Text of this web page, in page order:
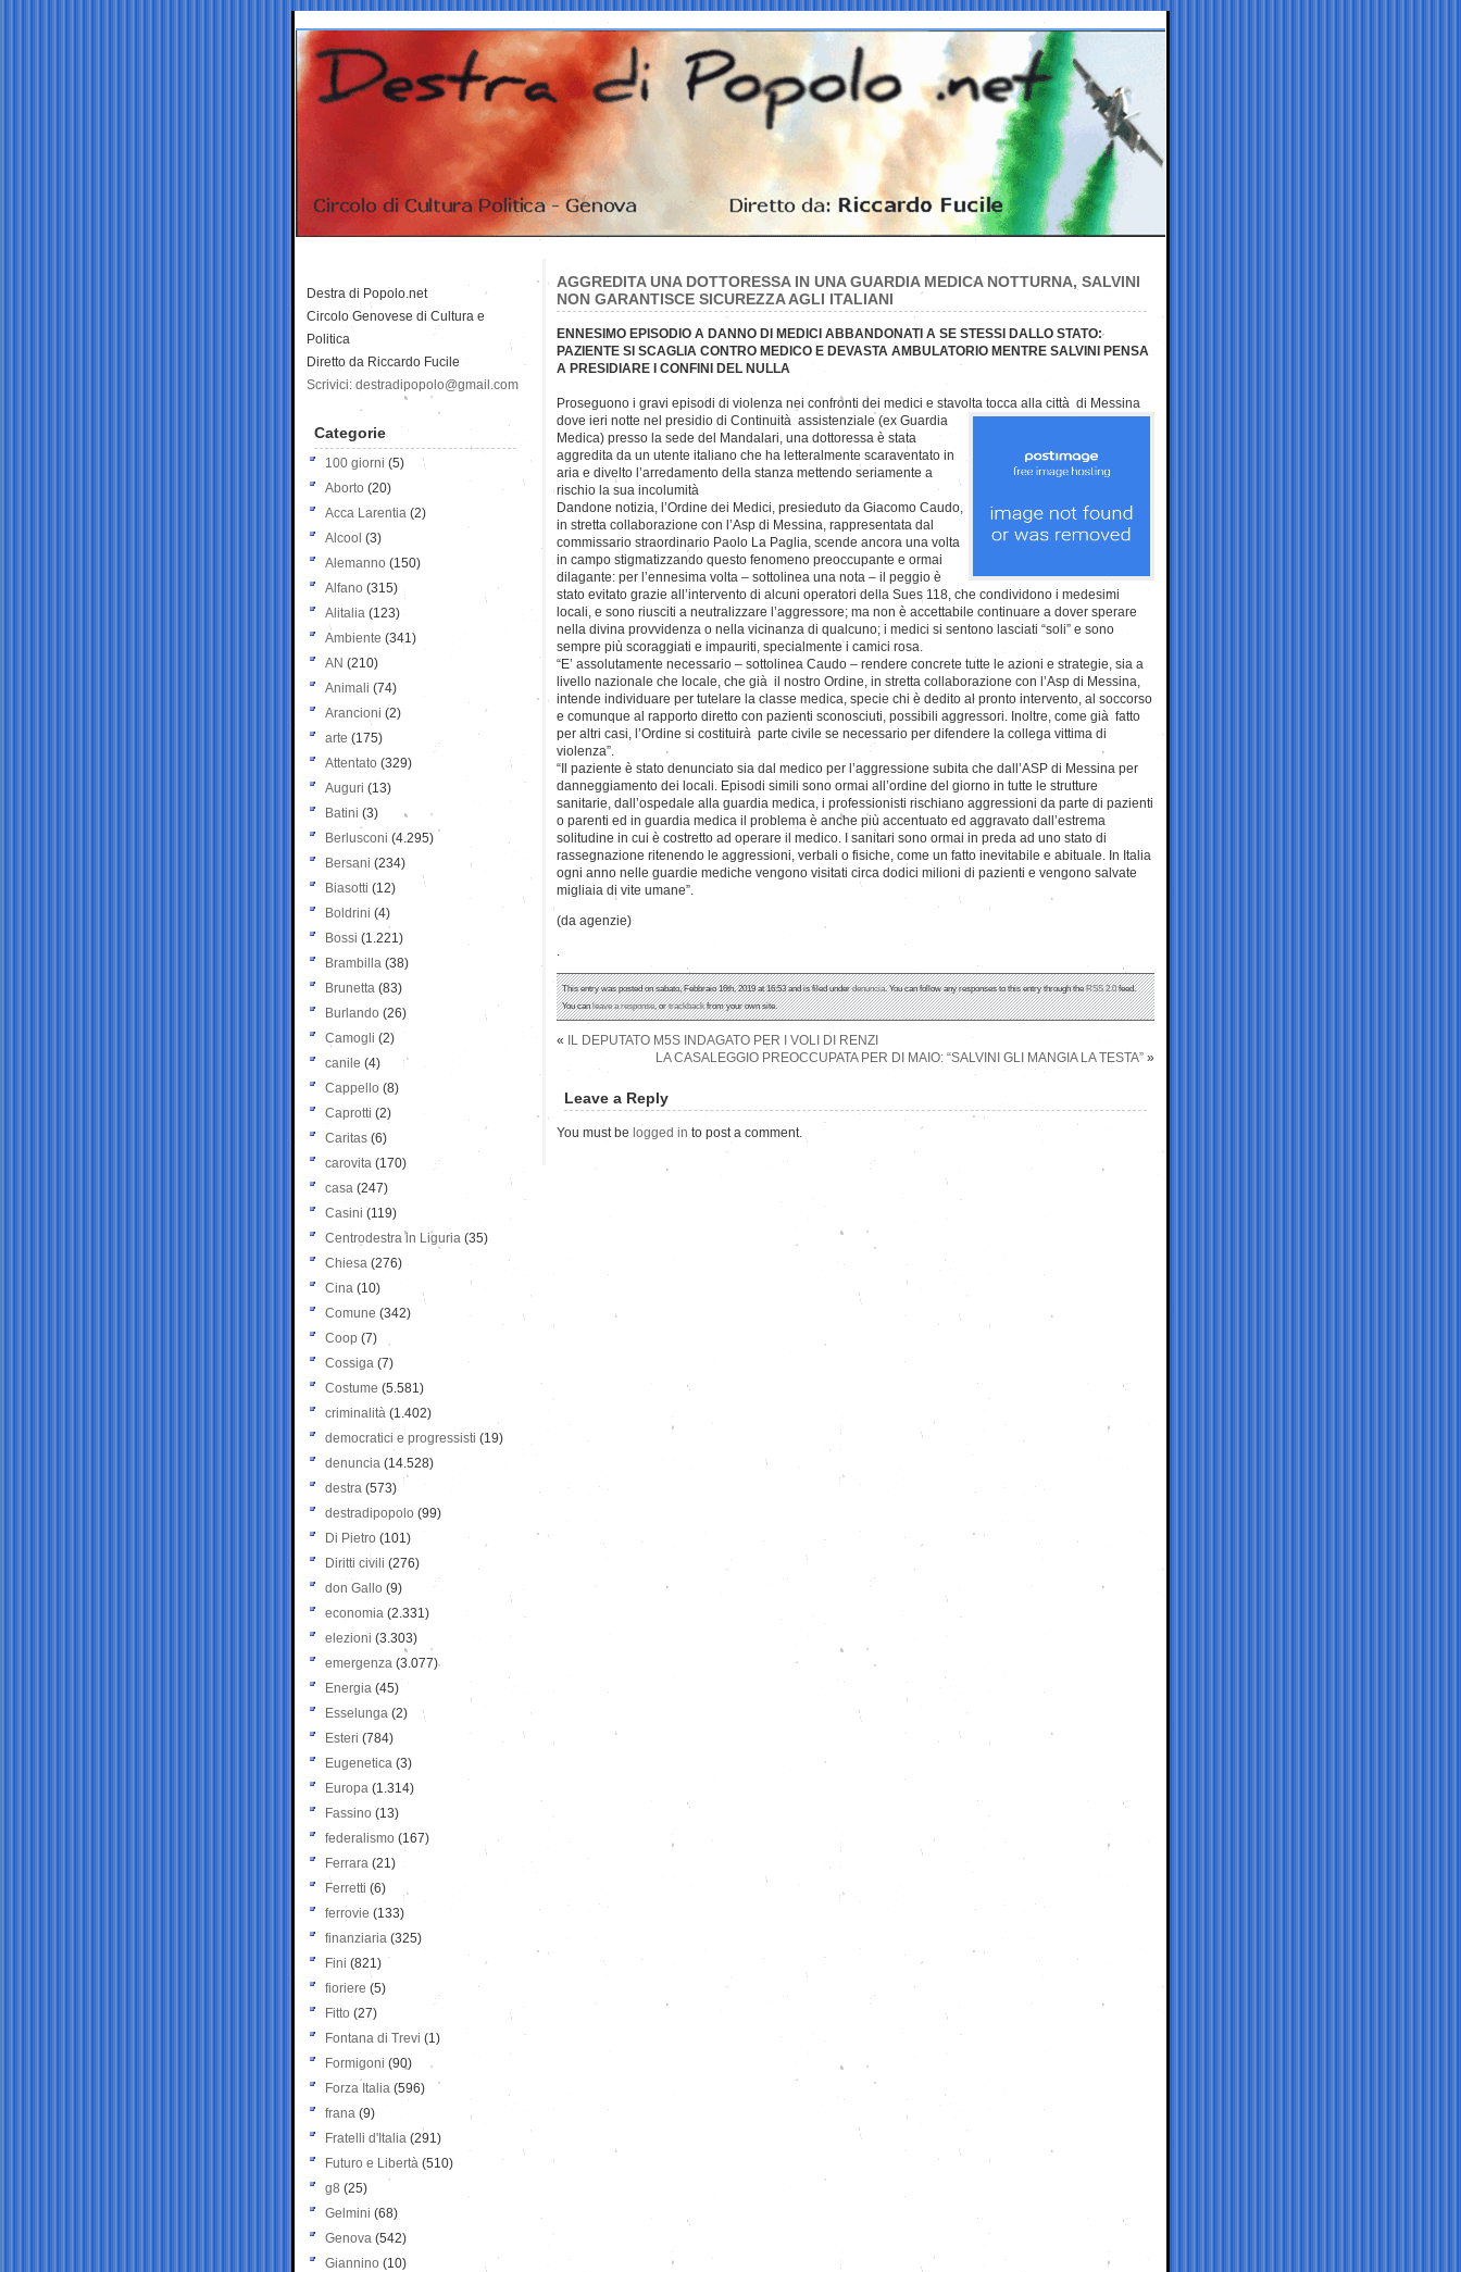
AGGREDITA UNA DOTTORESSA IN UNA GUARDIA MEDICA NOTTURNA, SALVINI
NON GARANTISCE SICUREZZA AGLI ITALIANI
ENNESIMO EPISODIO A DANNO DI MEDICI ABBANDONATI A SE STESSI DALLO STATO:
PAZIENTE SI SCAGLIA CONTRO MEDICO E DEVASTA AMBULATORIO MENTRE SALVINI PENSA
A PRESIDIARE I CONFINI DEL NULLA
Proseguono i gravi episodi di violenza nei confronti dei medici e stavolta tocca alla città di Messina
dove ieri notte nel presidio di Continuità assistenziale (ex Guardia
Medica) presso la sede del Mandalari, una dottoressa è stata
aggredita da un utente italiano che ha letteralmente scaraventato in
aria e divelto l’arredamento della stanza mettendo seriamente a
rischio la sua incolumità
Dandone notizia, l’Ordine dei Medici, presieduto da Giacomo Caudo,
in stretta collaborazione con l’Asp di Messina, rappresentata dal
commissario straordinario Paolo La Paglia, scende ancora una volta
in campo stigmatizzando questo fenomeno preoccupante e ormai
dilagante: per l’ennesima volta – sottolinea una nota – il peggio è
stato evitato grazie all’intervento di alcuni operatori della Sues 118, che condividono i medesimi
locali, e sono riusciti a neutralizzare l’aggressore; ma non è accettabile continuare a dover sperare
nella divina provvidenza o nella vicinanza di qualcuno; i medici si sentono lasciati “soli” e sono
sempre più scoraggiati e impauriti, specialmente i camici rosa.
“E’ assolutamente necessario – sottolinea Caudo – rendere concrete tutte le azioni e strategie, sia a
livello nazionale che locale, che già il nostro Ordine, in stretta collaborazione con l’Asp di Messina,
intende individuare per tutelare la classe medica, specie chi è dedito al pronto intervento, al soccorso
e comunque al rapporto diretto con pazienti sconosciuti, possibili aggressori. Inoltre, come già fatto
per altri casi, l’Ordine si costituirà parte civile se necessario per difendere la collega vittima di
violenza”.
“Il paziente è stato denunciato sia dal medico per l’aggressione subita che dall’ASP di Messina per
danneggiamento dei locali. Episodi simili sono ormai all’ordine del giorno in tutte le strutture
sanitarie, dall’ospedale alla guardia medica, i professionisti rischiano aggressioni da parte di pazienti
o parenti ed in guardia medica il problema è anche più accentuato ed aggravato dall’estrema
solitudine in cui è costretto ad operare il medico. I sanitari sono ormai in preda ad uno stato di
rassegnazione ritenendo le aggressioni, verbali o fisiche, come un fatto inevitabile e abituale. In Italia
ogni anno nelle guardie mediche vengono visitati circa dodici milioni di pazienti e vengono salvate
migliaia di vite umane”.
(da agenzie)
.
This entry was posted on sabato, Febbraio 16th, 2019 at 16:53 and is filed underdenuncia. You can follow any responses to this entry through theRSS 2.0feed.
You canleave a response, ortrackbackfrom your own site.
«
IL DEPUTATO M5S INDAGATO PER I VOLI DI RENZI
LA CASALEGGIO PREOCCUPATA PER DI MAIO: “SALVINI GLI MANGIA LA TESTA” »
Leave a Reply
You must be logged in to post a comment.
Destra di Popolo.net
Circolo Genovese di Cultura e
Politica
Diretto da Riccardo Fucile
Scrivici: destradipopolo@gmail.com
Categorie
100 giorni (5)
Aborto (20)
Acca Larentia (2)
Alcool (3)
Alemanno (150)
Alfano (315)
Alitalia (123)
Ambiente (341)
AN (210)
Animali (74)
Arancioni (2)
arte (175)
Attentato (329)
Auguri (13)
Batini (3)
Berlusconi (4.295)
Bersani (234)
Biasotti (12)
Boldrini (4)
Bossi (1.221)
Brambilla (38)
Brunetta (83)
Burlando (26)
Camogli (2)
canile (4)
Cappello (8)
Caprotti (2)
Caritas (6)
carovita (170)
casa (247)
Casini (119)
Centrodestra in Liguria (35)
Chiesa (276)
Cina (10)
Comune (342)
Coop (7)
Cossiga (7)
Costume (5.581)
criminalità (1.402)
democratici e progressisti (19)
denuncia (14.528)
destra (573)
destradipopolo (99)
Di Pietro (101)
Diritti civili (276)
don Gallo (9)
economia (2.331)
elezioni (3.303)
emergenza (3.077)
Energia (45)
Esselunga (2)
Esteri (784)
Eugenetica (3)
Europa (1.314)
Fassino (13)
federalismo (167)
Ferrara (21)
Ferretti (6)
ferrovie (133)
finanziaria (325)
Fini (821)
fioriere (5)
Fitto (27)
Fontana di Trevi (1)
Formigoni (90)
Forza Italia (596)
frana (9)
Fratelli d'Italia (291)
Futuro e Libertà (510)
g8 (25)
Gelmini (68)
Genova (542)
Giannino (10)